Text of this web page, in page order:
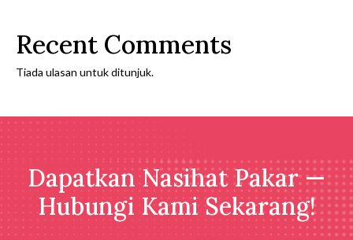
Recent Comments
Tiada ulasan untuk ditunjuk.
Dapatkan Nasihat Pakar —
Hubungi Kami Sekarang!